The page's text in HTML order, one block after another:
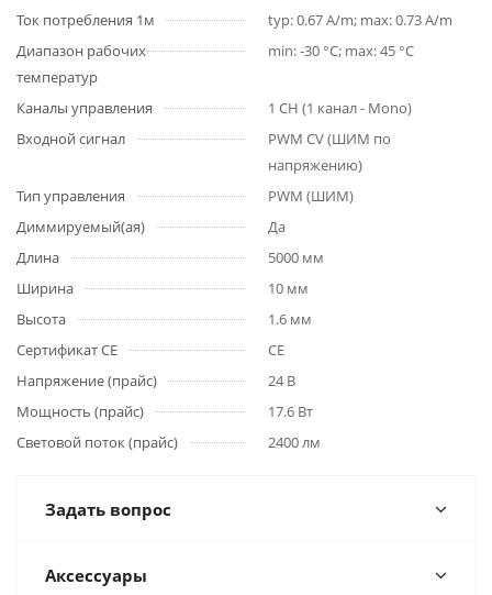
Ток потребления 1м
typ: 0.67 A/m; max: 0.73 A/m
Диапазон рабочих
температур
min: -30 °C; max: 45 °C
Каналы управления
1 CH (1 канал - Mono)
Входной сигнал
PWM СV (ШИМ по
напряжению)
Тип управления
PWM (ШИМ)
Диммируемый(ая)
Да
Длина
5000 мм
Ширина
10 мм
Высота
1.6 мм
Сертификат CE
CE
Напряжение (прайс)
24 В
Мощность (прайс)
17.6 Вт
Световой поток (прайс)
2400 лм
Задать вопрос
Аксессуары